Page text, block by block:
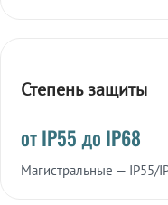
Степень защиты
от IP55 до IP68
Магистральные — IP55/